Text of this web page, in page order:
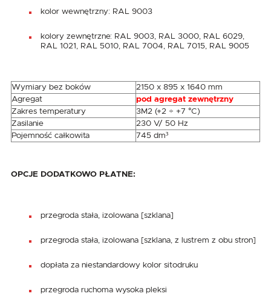
kolor wewnętrzny: RAL 9003
kolory zewnętrzne: RAL 9003, RAL 3000, RAL 6029,
RAL 1021, RAL 5010, RAL 7004, RAL 7015, RAL 9005
Wymiary bez boków
2150 x 895 x 1640 mm
Agregat
pod agregat zewnętrzny
Zakres temperatury
3M2 (+2 ÷ +7 °C)
Zasilanie
230 V/ 50 Hz
Pojemność całkowita
745 dm³
OPCJE DODATKOWO PŁATNE:
przegroda stała, izolowana [szklana]
przegroda stała, izolowana [szklana, z lustrem z obu stron]
dopłata za niestandardowy kolor sitodruku
przegroda ruchoma wysoka pleksi